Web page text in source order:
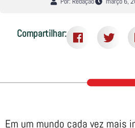
Compartilhar:
Em um mundo cada vez mais